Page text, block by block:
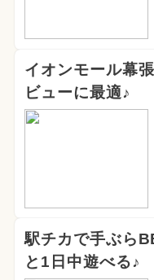
イオンモール幕
ビューに最適♪
駅チカで手ぶら
と1日中遊べる♪